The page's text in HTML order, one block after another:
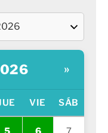
»
VIE SÁB